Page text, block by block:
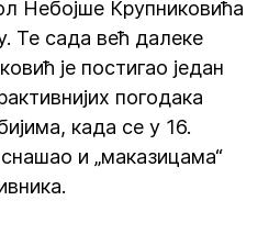
Небојше Крупниковића
Те сада већ далеке
је постигао један
погодака
када се у 16.
и „маказицама“